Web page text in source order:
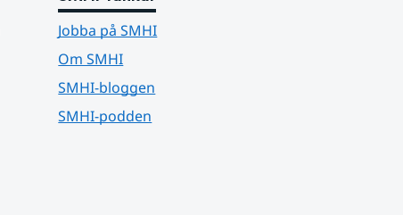
Jobba på SMHI
Om SMHI
SMHI-bloggen
SMHI-podden